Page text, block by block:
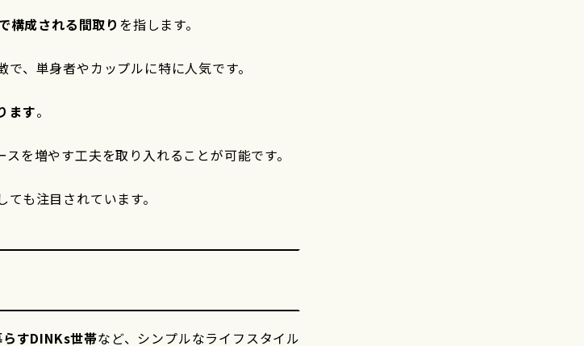
構成される間取り を指します。
、単身者やカップルに特に人気です。
ます。
を増やす工夫を取り入れることが可能です。
も注目されています。
すDINKs世帯など、シンプルなライフスタイル